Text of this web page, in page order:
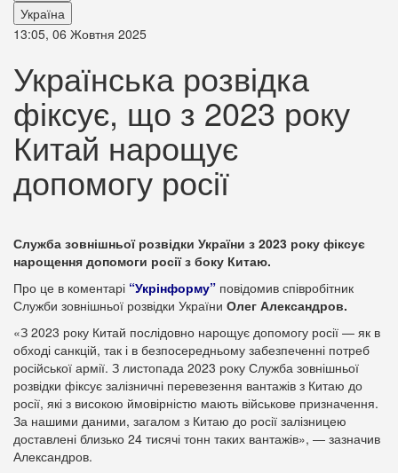
Україна
13:05, 06 Жовтня 2025
Українська розвідка
фіксує, що з 2023 року
Китай нарощує
допомогу росії
Служба зовнішньої розвідки України з 2023 року фіксує
нарощення допомоги росії з боку Китаю.
Про це в коментарі “Укрінформу” повідомив співробітник
Служби зовнішньої розвідки України Олег Александров.
«З 2023 року Китай послідовно нарощує допомогу росії — як в
обході санкцій, так і в безпосередньому забезпеченні потреб
російської армії. З листопада 2023 року Служба зовнішньої
розвідки фіксує залізничні перевезення вантажів з Китаю до
росії, які з високою ймовірністю мають військове призначення.
За нашими даними, загалом з Китаю до росії залізницею
доставлені близько 24 тисячі тонн таких вантажів», — зазначив
Александров.